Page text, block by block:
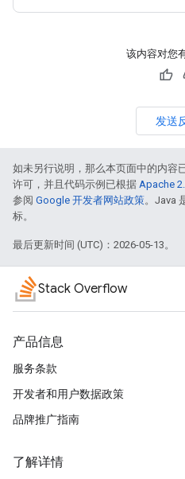
该内容对您
发送
如未另行说明，那么本页面中的内容
许可，并且代码示例已根据 Apache
参阅 Google 开发者网站政策。Java
标。
最后更新时间 (UTC)：2026-05-13。
Stack Overflow
产品信息
服务条款
开发者和用户数据政策
品牌推广指南
了解详情